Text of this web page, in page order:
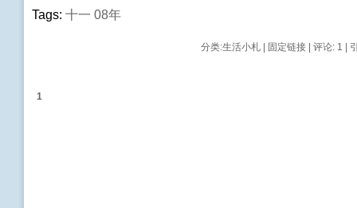
Tags: 十一 08年
分类:生活小札 固定链接 评论: 1 |
1